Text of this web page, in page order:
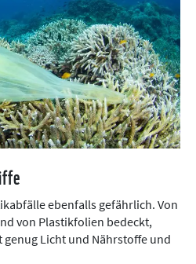
ebenfalls gefährlich. Von
von Plastikfolien bedeckt,
Licht und Nährstoffe und